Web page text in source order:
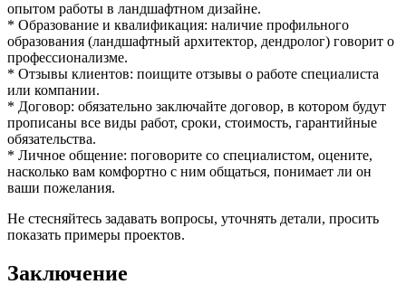
опытом работы в ландшафтном дизайне.
* Образование и квалификация: наличие профильного
образования (ландшафтный архитектор, дендролог) говорит о
профессионализме.
* Отзывы клиентов: поищите отзывы о работе специалиста
или компании.
* Договор: обязательно заключайте договор, в котором будут
прописаны все виды работ, сроки, стоимость, гарантийные
обязательства.
* Личное общение: поговорите со специалистом, оцените,
насколько вам комфортно с ним общаться, понимает ли он
ваши пожелания.
Не стесняйтесь задавать вопросы, уточнять детали, просить
показать примеры проектов.
Заключение